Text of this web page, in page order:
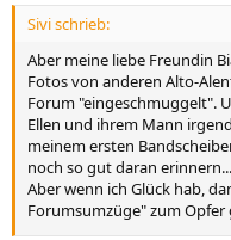
Sivi schrieb:
Aber meine liebe Freundin
Fotos von anderen Alto-
Forum "eingeschmuggelt".
Ellen und ihrem Mann
meinem ersten
noch so gut daran
Aber wenn ich Glück hab,
Forumsumzüge" zum Opfer